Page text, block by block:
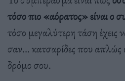
τόσο πιο «αόρατος» είναι ο
τόσο μεγαλύτερη τάση έχεις
σαν… κατσαρίδες που απλώς
δρόμο σου.